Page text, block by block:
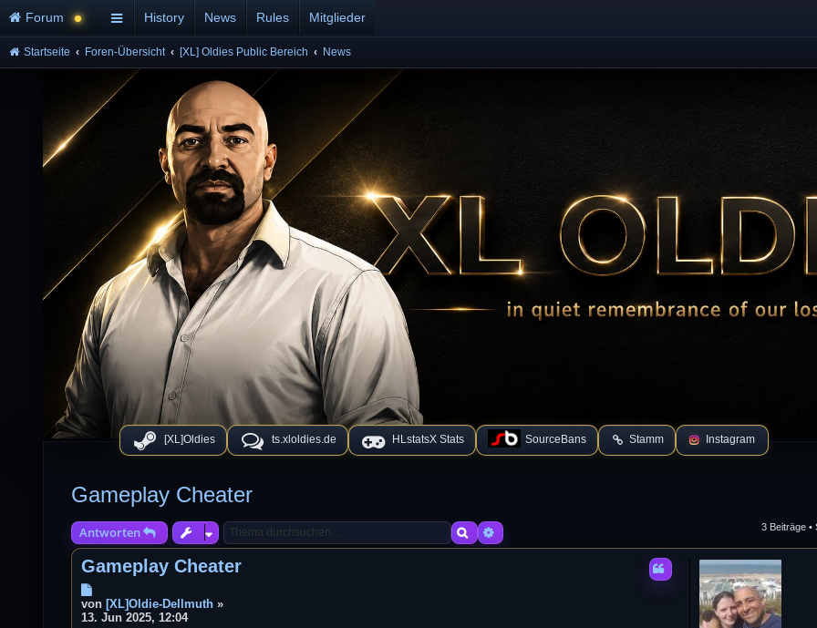
[XL]Oldies ts.xloldies.de HLstatsX Stats SourceBans Stamm Instagram
Forum History News Rules Mitglieder
Startseite Foren-Übersicht [XL] Oldies Public Bereich News
Gameplay Cheater
Antworten SucheErweiterte Suche 3 Beiträge •
Gameplay Cheater
e
von [XL]Oldie-Dellmuth »
13. Jun 2025, 12:04